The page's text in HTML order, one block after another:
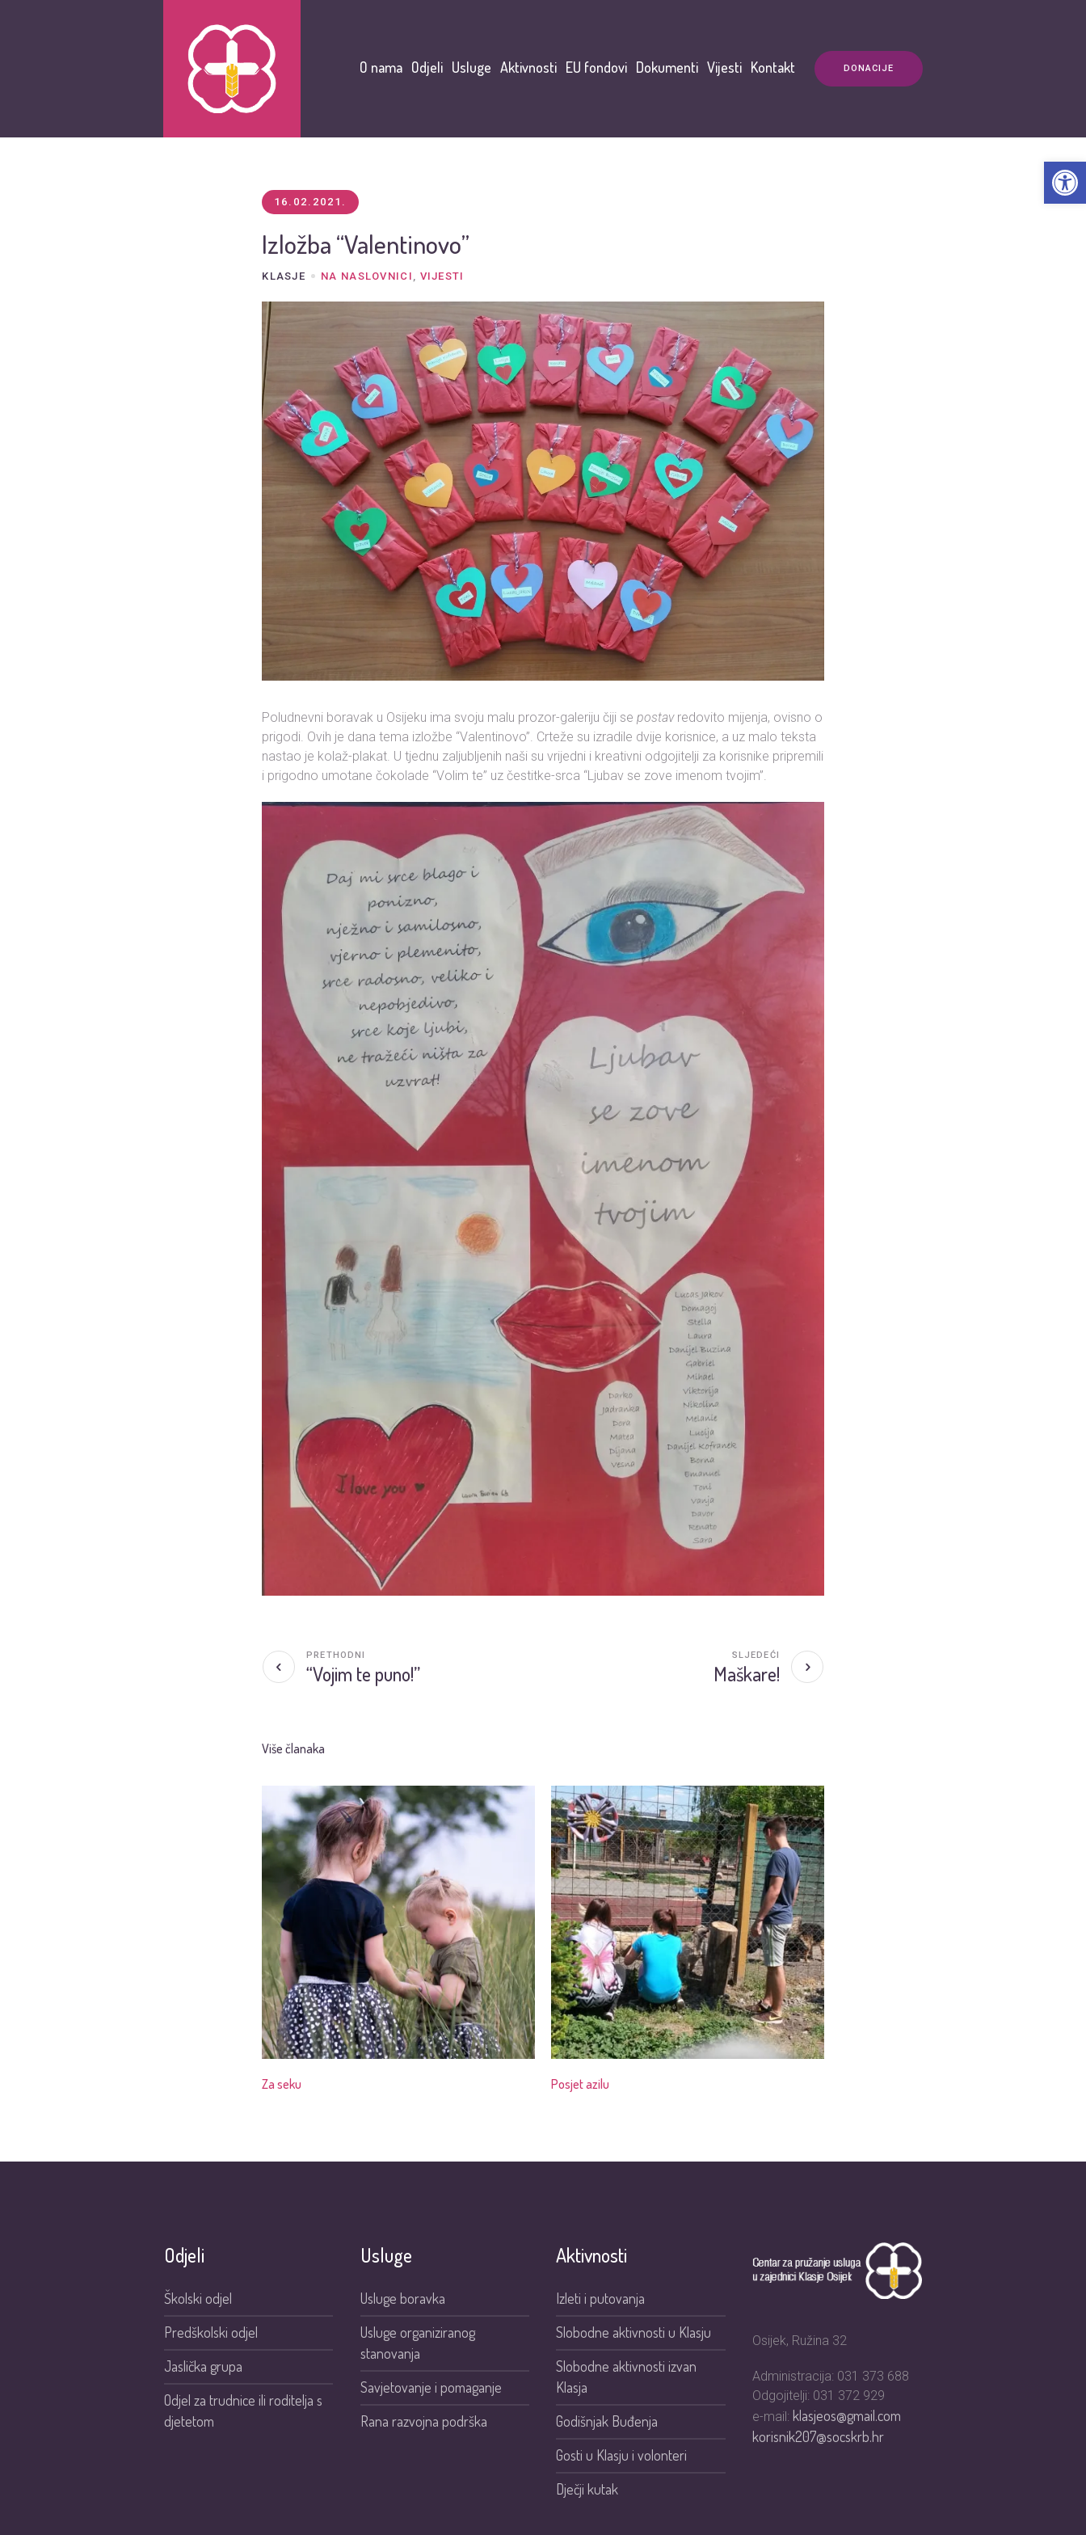
DONACIJE
O nama Odjeli Usluge Aktivnosti EU fondovi Dokumenti Vijesti Kontakt
16.02.2021.
Izložba “Valentinovo”
KLASJE NA NASLOVNICI , VIJESTI
Poludnevni boravak u Osijeku ima svoju malu prozor-galeriju čiji sepostavredovito mijenja, ovisno o
prigodi. Ovih je dana tema izložbe “Valentinovo”. Crteže su izradile dvije korisnice, a uz malo teksta
nastao je kolaž-plakat. U tjednu zaljubljenih naši su vrijedni i kreativni odgojitelji za korisnike pripremili
i prigodno umotane čokolade “Volim te” uz čestitke-srca “Ljubav se zove imenom tvojim”.
“Vojim te puno!”
PRETHODNI
Maškare!
SLJEDEĆI
Više članaka
Za seku Posjet azilu
Odjeli
Školski odjel
Predškolski odjel
Jaslička grupa
Odjel za trudnice ili roditelja s
djetetom
Usluge
Usluge boravka
Usluge organiziranog
stanovanja
Savjetovanje i pomaganje
Rana razvojna podrška
Aktivnosti
Izleti i putovanja
Slobodne aktivnosti u Klasju
Slobodne aktivnosti izvan
Klasja
Godišnjak Buđenja
Gosti u Klasju i volonteri
Dječji kutak
Osijek, Ružina 32
Administracija: 031 373 688
Odgojitelji: 031 372 929
e-mail: klasjeos@gmail.com
korisnik207@socskrb.hr